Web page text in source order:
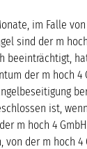
im Falle
sind der m
der m hoch
ist,
m hoch 4
der m hoch